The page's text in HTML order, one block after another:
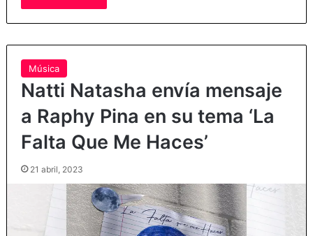
Música
Natti Natasha envía mensaje
a Raphy Pina en su tema ‘La
Falta Que Me Haces’
21 abril, 2023